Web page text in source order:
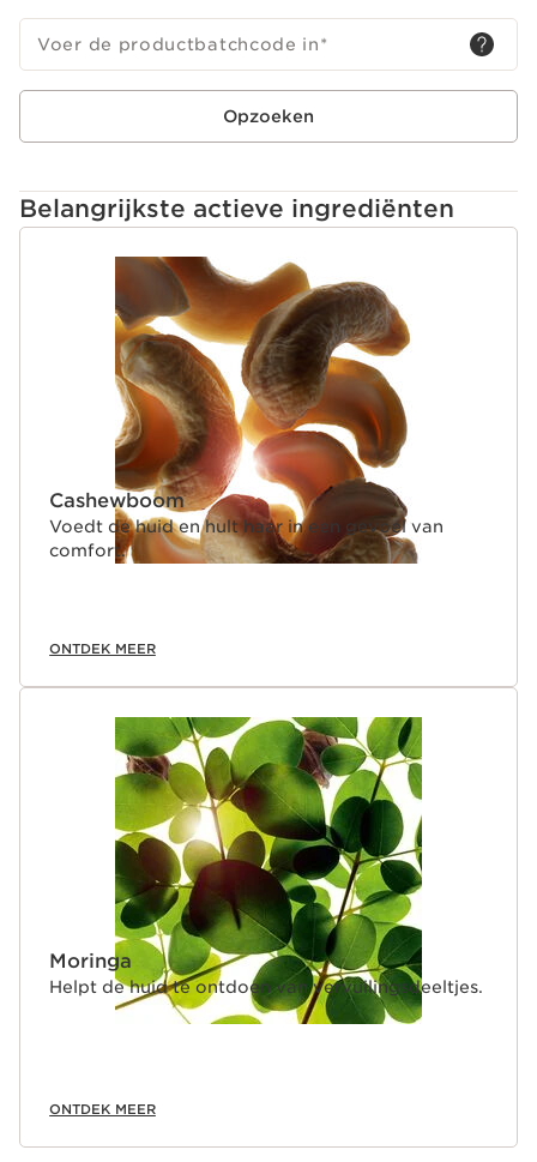
Voer de productbatchcode in*
Opzoeken
Belangrijkste actieve ingrediënten
DOORGAAN NAAR INHOUD
Cashewboom
Voedt de huid en hult haar in een gevoel van
comfort.
ONTDEK MEER
Moringa
Helpt de huid te ontdoen van vervuilingsdeeltjes.
ONTDEK MEER